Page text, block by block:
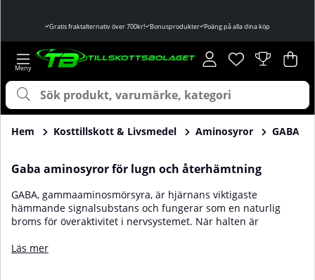
Gratis fraktalternativ över 700kr! Bonusprodukter Poäng på alla dina köp
Önskelista
Antal i
. .
Hem Kosttillskott & Livsmedel Aminosyror GABA
Gaba aminosyror för lugn och återhämtning
GABA, gammaaminosmörsyra, är hjärnans viktigaste
hämmande signalsubstans och fungerar som en naturlig
broms för överaktivitet i nervsystemet. När halten är
och bättre sömnkvalitet. Ett kvällsintag kan därför passa dig
Läs mer